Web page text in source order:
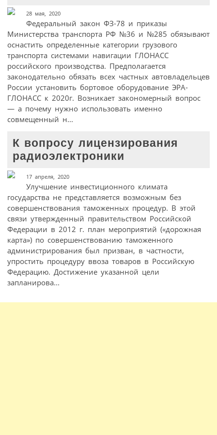
28 мая, 2020
Федеральный закон ФЗ-78 и приказы
Министерства транспорта РФ №36 и №285 обязывают
оснастить определенные категории грузового
транспорта системами навигации ГЛОНАСС
российского производства. Предполагается
законодательно обязать всех частных автовладельцев
России установить бортовое оборудование ЭРА-
ГЛОНАСС к 2020г. Возникает закономерный вопрос
— а почему нужно использовать именно
совмещенный н...
К вопросу лицензирования
радиоэлектроники
17 апреля, 2020
Улучшение инвестиционного климата
государства не представляется возможным без
совершенствования таможенных процедур. В этой
связи утвержденный правительством Российской
Федерации в 2012 г. план мероприятий («дорожная
карта») по совершенствованию таможенного
администрирования был призван, в частности,
упростить процедуру ввоза товаров в Российскую
Федерацию. Достижение указанной цели
запланирова...